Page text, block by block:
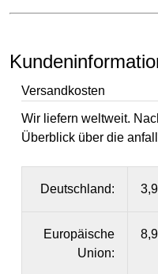
Versandkosten
Wir liefern weltweit.
Überblick über die
Deutschland:
Europäische
Union: